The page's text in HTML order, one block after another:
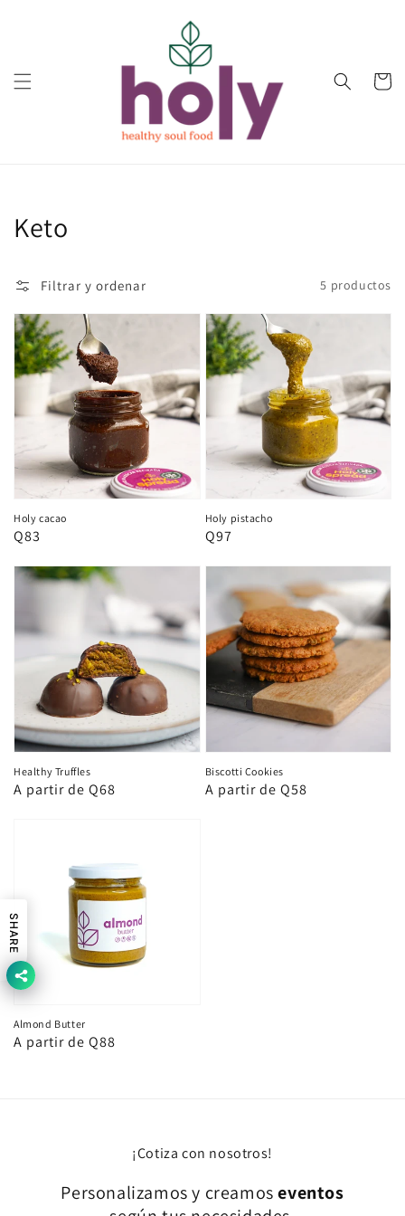
Carrito
Colección:
Keto
Filtrar y ordenar 5 productos
Holy cacao
Precio
Q83
Holy pistacho
Precio
Q97
Healthy Truffles
Precio
A partir de Q68
Biscotti Cookies
Precio
A partir de Q58
Almond Butter
Precio
A partir de Q88
¡Cotiza con nosotros!
Personalizamos y creamoseventos
SHARE